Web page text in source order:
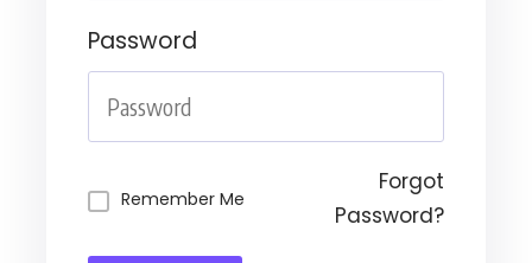
Password
Remember Me
Forgot
Password?